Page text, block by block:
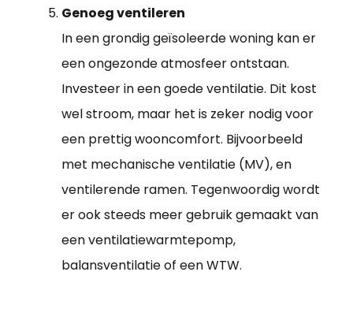
Genoeg ventileren
In een grondig geïsoleerde woning kan er
een ongezonde atmosfeer ontstaan.
Investeer in een goede ventilatie. Dit kost
wel stroom, maar het is zeker nodig voor
een prettig wooncomfort. Bijvoorbeeld
met mechanische ventilatie (MV), en
ventilerende ramen. Tegenwoordig wordt
er ook steeds meer gebruik gemaakt van
een ventilatiewarmtepomp,
balansventilatie of een WTW.